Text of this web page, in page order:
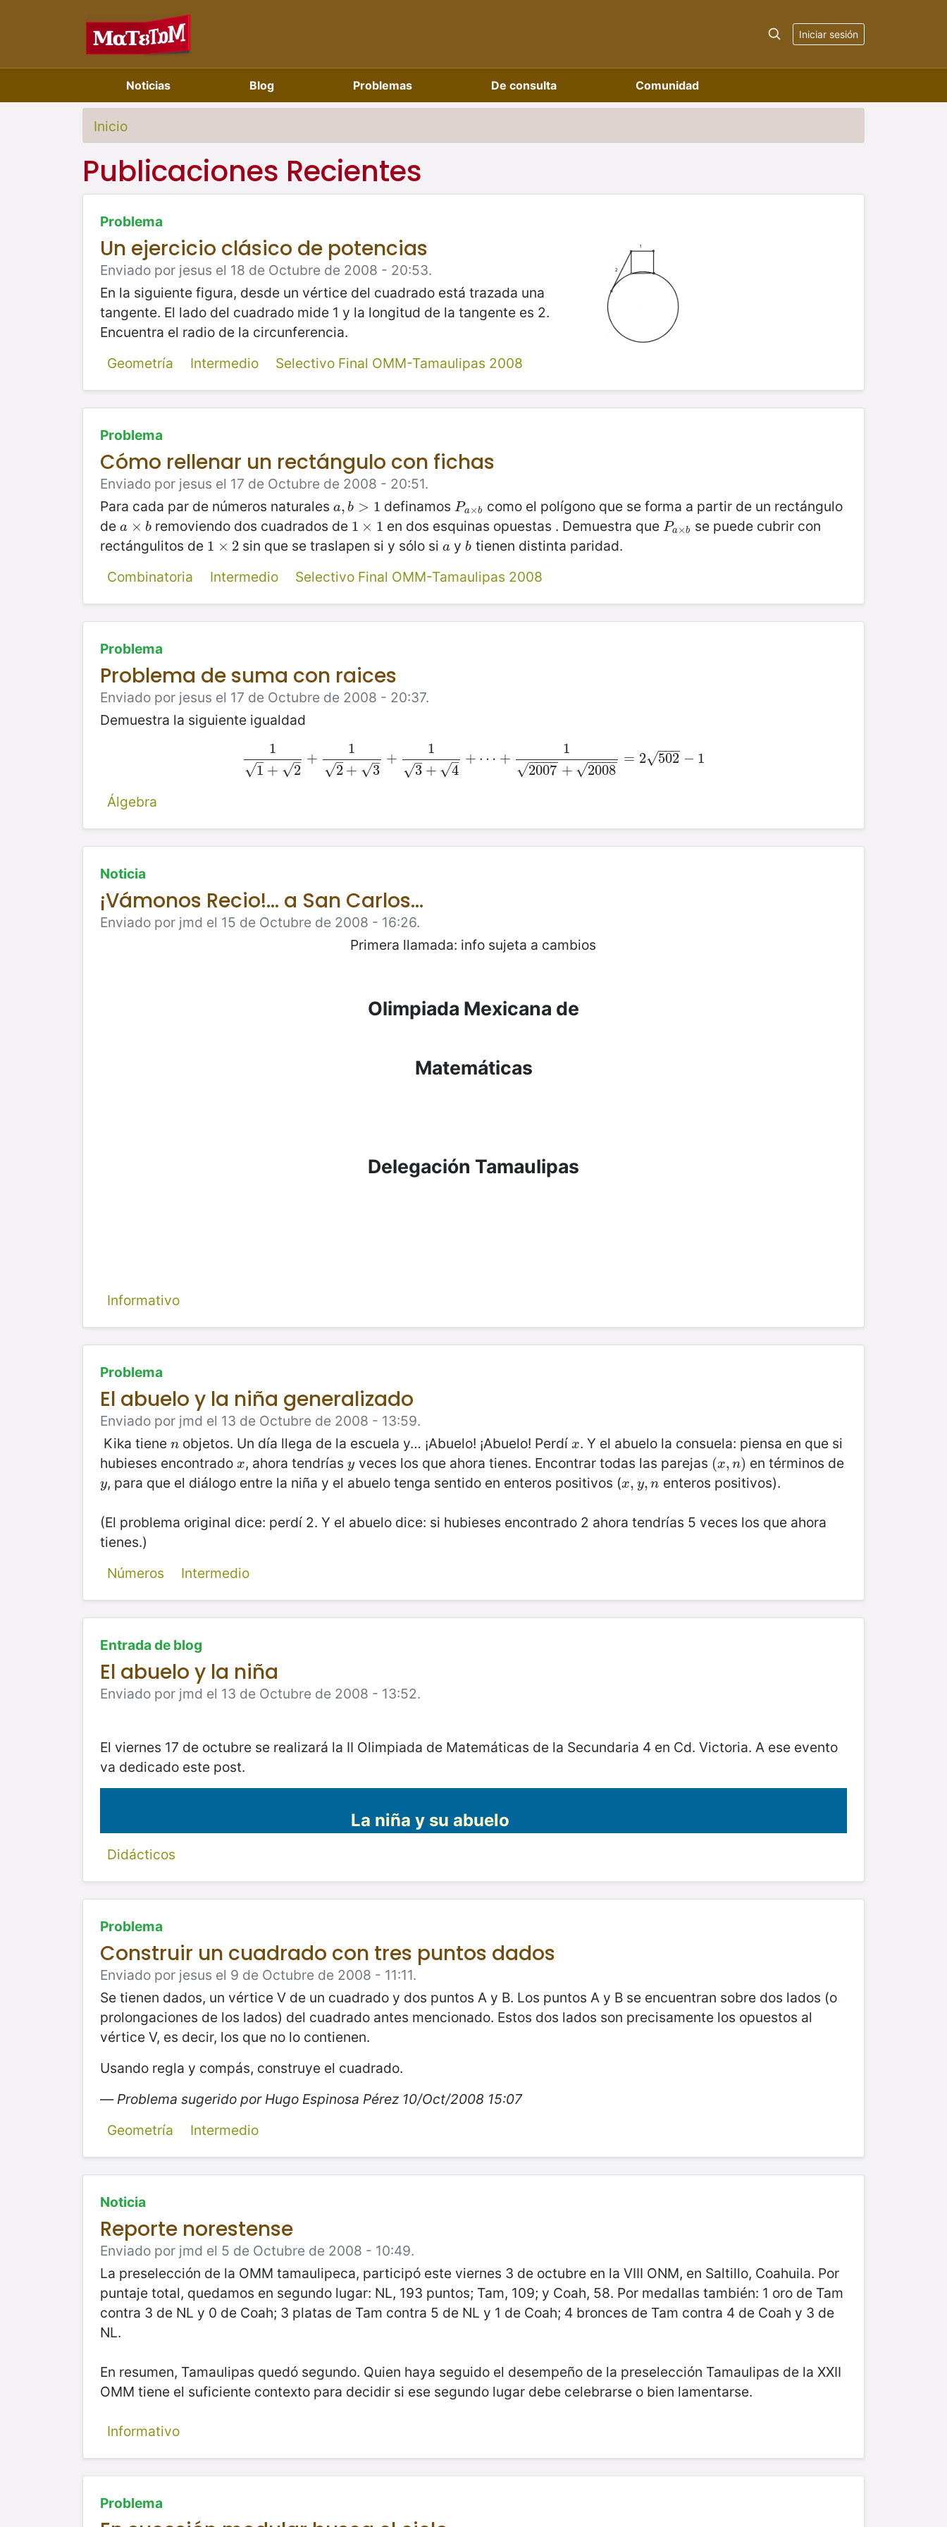
Iniciar sesión
Noticias Blog Problemas De consulta Comunidad
Inicio
Publicaciones Recientes
Problema
Un ejercicio clásico de potencias
Enviado por jesus el 18 de Octubre de 2008 - 20:53.
En la siguiente figura, desde un vértice del cuadrado está trazada una
tangente. El lado del cuadrado mide 1 y la longitud de la tangente es 2.
Encuentra el radio de la circunferencia.
Geometría
Intermedio Selectivo Final OMM-Tamaulipas 2008
Problema
Cómo rellenar un rectángulo con fichas
Enviado por jesus el 17 de Octubre de 2008 - 20:51.
Para cada par de números naturales a, b > 1
a,b>1 definamos Pa×b
Pa×bcomo el polígono que se forma a partir de un rectángulo
de a × b
a ×b removiendo dos cuadrados de 1 × 1
1×1 en dos esquinas opuestas . Demuestra que Pa×b
Pa×bse puede cubrir con
rectángulitos de 1 × 2
1 ×2 sin que se traslapen si y sólo si a
a yb
b tienen distinta paridad.
Combinatoria
Intermedio Selectivo Final OMM-Tamaulipas 2008
Problema
Problema de suma con raices
Enviado por jesus el 17 de Octubre de 2008 - 20:37.
Demuestra la siguiente igualdad
1
1
–
√ + 2
–
√
+
1
2
–
√ + 3
–
√
+
1
3
–
√ + 4
–
√
+ ⋯ +
1
2007
− −
−−
√ + 2008
− −
−−
√
= 2 502
−−
−
√ − 1
11+2+12 +3 +13+4+⋯+12007 +2008=2502−1
Álgebra
Noticia
¡Vámonos Recio!... a San Carlos...
Enviado por jmd el 15 de Octubre de 2008 - 16:26.
Primera llamada: info sujeta a cambios
Olimpiada Mexicana de
Matemáticas
Delegación Tamaulipas
Informativo
Problema
El abuelo y la niña generalizado
Enviado por jmd el 13 de Octubre de 2008 - 13:59.
Kika tiene n
n objetos. Un día llega de la escuela y… ¡Abuelo! ¡Abuelo! Perdíx
x. Y el abuelo la consuela: piensa en que si
hubieses encontrado x
x, ahora tendríasy
y veces los que ahora tienes. Encontrar todas las parejas (x, n)
(x,n) en términos de
y
y, para que el diálogo entre la niña y el abuelo tenga sentido en enteros positivos (x, y, n
x,y,n enteros positivos).
(El problema original dice: perdí 2. Y el abuelo dice: si hubieses encontrado 2 ahora tendrías 5 veces los que ahora
tienes.)
Números
Intermedio
Entrada de blog
El abuelo y la niña
Enviado por jmd el 13 de Octubre de 2008 - 13:52.
El viernes 17 de octubre se realizará la II Olimpiada de Matemáticas de la Secundaria 4 en Cd. Victoria. A ese evento
va dedicado este post.
La niña y su abuelo
Didácticos
Problema
Construir un cuadrado con tres puntos dados
Enviado por jesus el 9 de Octubre de 2008 - 11:11.
Se tienen dados, un vértice V de un cuadrado y dos puntos A y B. Los puntos A y B se encuentran sobre dos lados (o
prolongaciones de los lados) del cuadrado antes mencionado. Estos dos lados son precisamente los opuestos al
vértice V, es decir, los que no lo contienen.
Usando regla y compás, construye el cuadrado.
— Problema sugerido por Hugo Espinosa Pérez 10/Oct/2008 15:07
Geometría
Intermedio
Noticia
Reporte norestense
Enviado por jmd el 5 de Octubre de 2008 - 10:49.
La preselección de la OMM tamaulipeca, participó este viernes 3 de octubre en la VIII ONM, en Saltillo, Coahuila. Por
puntaje total, quedamos en segundo lugar: NL, 193 puntos; Tam, 109; y Coah, 58. Por medallas también: 1 oro de Tam
contra 3 de NL y 0 de Coah; 3 platas de Tam contra 5 de NL y 1 de Coah; 4 bronces de Tam contra 4 de Coah y 3 de
NL.
En resumen, Tamaulipas quedó segundo. Quien haya seguido el desempeño de la preselección Tamaulipas de la XXII
OMM tiene el suficiente contexto para decidir si ese segundo lugar debe celebrarse o bien lamentarse.
Informativo
Problema